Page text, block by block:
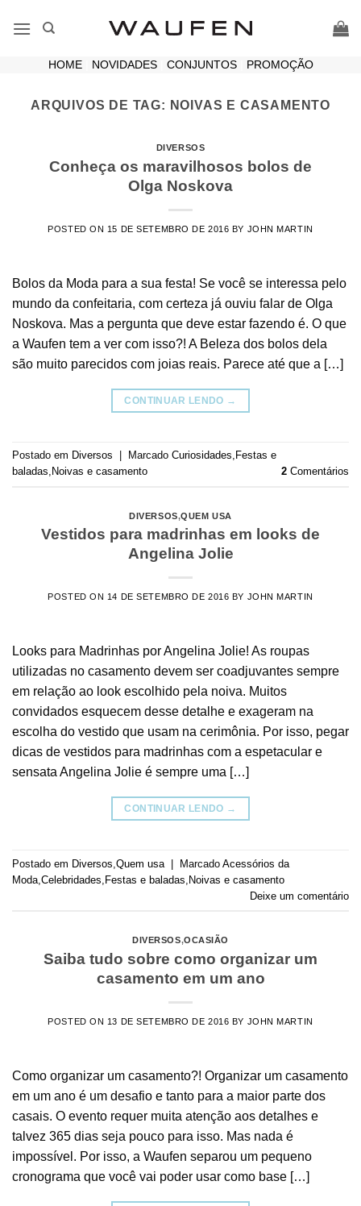
HOME| NOVIDADES| CONJUNTOS| PROMOÇÃO
ARQUIVOS DE TAG: NOIVAS E CASAMENTO
DIVERSOS
Conheça os maravilhosos bolos de
Olga Noskova
POSTED ON 15 DE SETEMBRO DE 2016 BY JOHN MARTIN
Bolos da Moda para a sua festa! Se você se interessa pelo
mundo da confeitaria, com certeza já ouviu falar de Olga
Noskova. Mas a pergunta que deve estar fazendo é. O que
a Waufen tem a ver com isso?! A Beleza dos bolos dela
são muito parecidos com joias reais. Parece até que a […]
CONTINUAR LENDO →
Postado em Diversos Marcado Curiosidades Festas e
baladas Noivas e casamento 2 Comentários
DIVERSOS,QUEM USA
Vestidos para madrinhas em looks de
Angelina Jolie
POSTED ON 14 DE SETEMBRO DE 2016 BY JOHN MARTIN
Looks para Madrinhas por Angelina Jolie! As roupas
utilizadas no casamento devem ser coadjuvantes sempre
em relação ao look escolhido pela noiva. Muitos
convidados esquecem desse detalhe e exageram na
escolha do vestido que usam na cerimônia. Por isso, pegar
dicas de vestidos para madrinhas com a espetacular e
sensata Angelina Jolie é sempre uma […]
CONTINUAR LENDO →
Postado em Diversos Quem usa | Marcado Acessórios da
Moda Celebridades Festas e baladas Noivas e casamento
Deixe um comentário
DIVERSOS,OCASIÃO
Saiba tudo sobre como organizar um
casamento em um ano
POSTED ON 13 DE SETEMBRO DE 2016 BY JOHN MARTIN
Como organizar um casamento?! Organizar um casamento
em um ano é um desafio e tanto para a maior parte dos
casais. O evento requer muita atenção aos detalhes e
talvez 365 dias seja pouco para isso. Mas nada é
impossível. Por isso, a Waufen separou um pequeno
cronograma que você vai poder usar como base […]